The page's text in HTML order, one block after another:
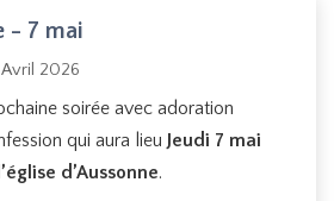
- 7 mai
2026
soirée avec adoration
qui aura lieu Jeudi 7 mai
d’Aussonne.